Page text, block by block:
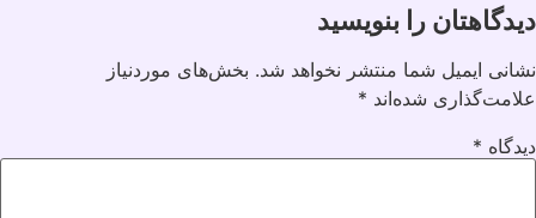
دیدگاهتان را بنویسید
نشانی ایمیل شما منتشر نخواهد شد. بخش‌های موردنیاز
علامت‌گذاری شده‌اند *
دیدگاه *